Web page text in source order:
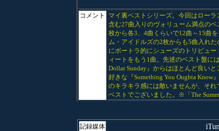
コメント
マイ裏ベストシリーズ。今回はロー
含む27曲入りのヴォリューム満点の
枚から各3、4曲くらいで12曲～15曲
ム・アイドルズの2枚からも5曲入れ
にボートラ的にシューズのトリビュ
ィートをもう1曲。先述のベスト盤に
Dollar Sunday』からはほとんど良い
好きな『Something You Oughta
のキラキラ感には敵いませんが、そ
ベストでございました。※「The
記録媒体